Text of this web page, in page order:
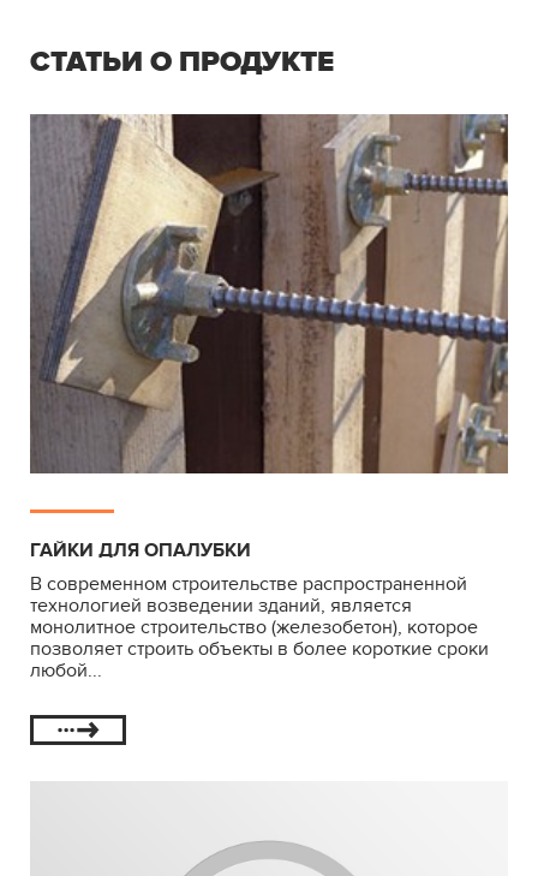
СТАТЬИ О ПРОДУКТЕ
ГАЙКИ ДЛЯ ОПАЛУБКИ
В современном строительстве распространенной
технологией возведении зданий, является
монолитное строительство (железобетон), которое
позволяет строить объекты в более короткие сроки
любой...